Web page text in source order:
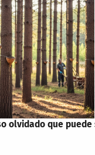
olvidado que